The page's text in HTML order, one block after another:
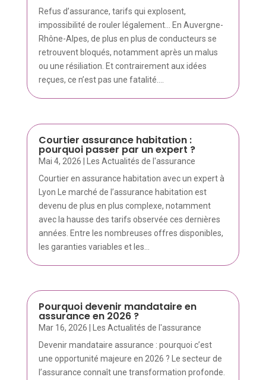
Refus d’assurance, tarifs qui explosent,
impossibilité de rouler légalement… En Auvergne-
Rhône-Alpes, de plus en plus de conducteurs se
retrouvent bloqués, notamment après un malus
ou une résiliation. Et contrairement aux idées
reçues, ce n’est pas une fatalité....
Courtier assurance habitation :
pourquoi passer par un expert ?
Mai 4, 2026
Les Actualités de l'assurance
Courtier en assurance habitation avec un expert à
Lyon Le marché de l’assurance habitation est
devenu de plus en plus complexe, notamment
avec la hausse des tarifs observée ces dernières
années. Entre les nombreuses offres disponibles,
les garanties variables et les...
Pourquoi devenir mandataire en
assurance en 2026 ?
Mar 16, 2026
Les Actualités de l'assurance
Devenir mandataire assurance : pourquoi c’est
une opportunité majeure en 2026 ? Le secteur de
l’assurance connaît une transformation profonde.